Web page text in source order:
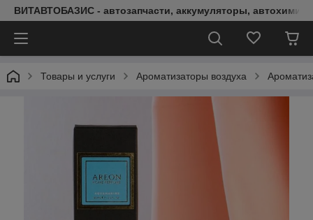
ВИТАВТОБАЗИС - автозапчасти, аккумуляторы, автохимия,
Товары и услуги Ароматизаторы воздуха